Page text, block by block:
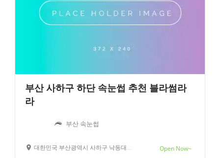
부산 사하구 하단 속눈썹 추천 블라썸라
라
부산 속눈썹
대한민국 부산광역시 사하구 낙동대로390번길 17 Open Now~